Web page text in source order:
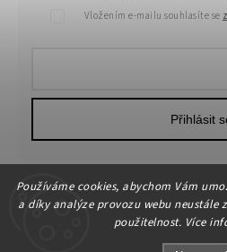
Používáme cookies, abychom Vám
a díky analýze provozu webu neustále
použitelnost. Více
Vložením e-mailu souhlasíte se
Přihlásit